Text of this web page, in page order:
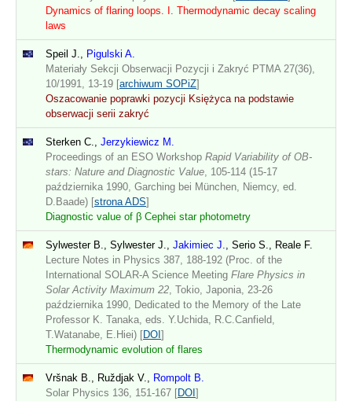
Dynamics of flaring loops. I. Thermodynamic decay scaling
laws
Speil J.,
Pigulski A.
Materiały Sekcji Obserwacji Pozycji i Zakryć PTMA 27(36),
10/1991, 13-19 [archiwum SOPiZ]
Oszacowanie poprawki pozycji Księżyca na podstawie
obserwacji serii zakryć
Sterken C., Jerzykiewicz M.
Proceedings of an ESO Workshop Rapid Variability of OB-
stars: Nature and Diagnostic Value , 105-114 (15-17
października 1990, Garching bei München, Niemcy, ed.
D.Baade) [strona ADS]
Diagnostic value of β Cephei star photometry
Sylwester B., Sylwester J., Jakimiec J.
, Serio S., Reale F.
Lecture Notes in Physics 387, 188-192 (Proc. of the
International SOLAR-A Science Meeting Flare Physics in
Solar Activity Maximum 22 , Tokio, Japonia, 23-26
października 1990, Dedicated to the Memory of the Late
Professor K. Tanaka, eds. Y.Uchida, R.C.Canfield,
T.Watanabe, E.Hiei) [DOI ]
Thermodynamic evolution of flares
Vršnak B., Ruždjak V.,
Rompolt B.
Solar Physics 136, 151-167 [DOI ]